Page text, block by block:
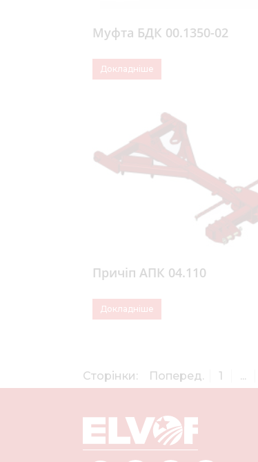
Муфта БДК 00.1350-02
Докладніше
Причіп АПК 04.110
Докладніше
Сторінки: Поперед. 1 ...